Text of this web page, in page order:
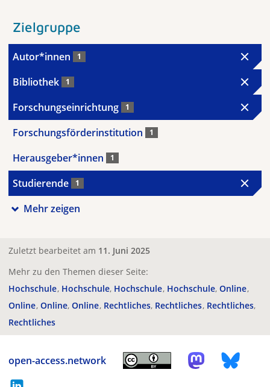
Zielgruppe
Autor*innen 1
Bibliothek 1
Forschungseinrichtung 1
Forschungsförderinstitution 1
Herausgeber*innen 1
Studierende 1
Mehr zeigen
Zuletzt bearbeitet am 11. Juni 2025
Mehr zu den Themen dieser Seite:
Hochschule Hochschule Hochschule Hochschule Online
Online Online Online Rechtliches Rechtliches Rechtliches
Rechtliches
open-access.network